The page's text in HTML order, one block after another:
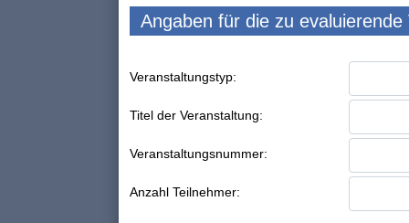
Angaben für die zu evaluierende
Veranstaltungstyp:
Titel der Veranstaltung:
Veranstaltungsnummer:
Anzahl Teilnehmer: